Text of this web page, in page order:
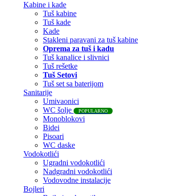
Kabine i kade
Tuš kabine
Tuš kade
Kade
Stakleni paravani za tuš kabine
Oprema za tuš i kadu
Tuš kanalice i slivnici
Tuš rešetke
Tuš Setovi
Tuš set sa baterijom
Sanitarije
Umivaonici
WC šolje
POPULARNO
Monoblokovi
Bidei
Pisoari
WC daske
Vodokotlići
Ugradni vodokotlići
Nadgradni vodokotlići
Vodovodne instalacije
Bojleri